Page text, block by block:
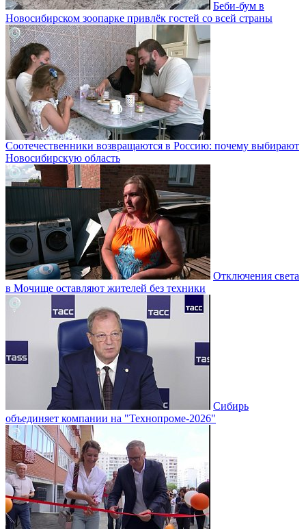
Беби-бум в
Новосибирском зоопарке привлёк гостей со всей страны
Соотечественники возвращаются в Россию: почему выбирают
Новосибирскую область
Отключения света
в Мочище оставляют жителей без техники
Сибирь
объединяет компании на "Технопроме-2026"